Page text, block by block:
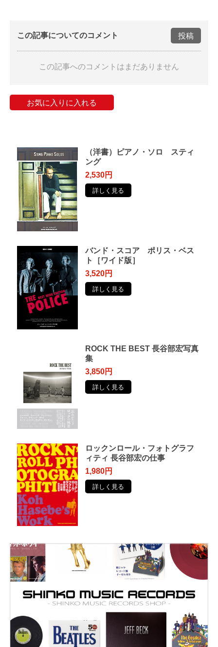
この記事についてのコメント 投稿
この記事へのコメントはまだありません
お気に入りに入れる
（洋書）ピアノ・ソロ スティ
ング
2,530円
詳しく見る
バンド・スコア ポリス・ベス
ト［ワイド版］
3,520円
詳しく見る
ROCK THE BEST 長谷部宏写真
集
3,850円
詳しく見る
ロックンロール・フォトグラフ
ィティ 長谷部宏の仕事
1,980円
詳しく見る